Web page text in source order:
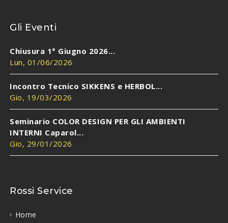
Gli Eventi
Chiusura 1° Giugno 2026...
Lun, 01/06/2026
Incontro Tecnico SIKKENS e HERBOL...
Gio, 19/03/2026
Seminario COLOR DESIGN PER GLI AMBIENTI
INTERNI Caparol...
Gio, 29/01/2026
Rossi Service
Home